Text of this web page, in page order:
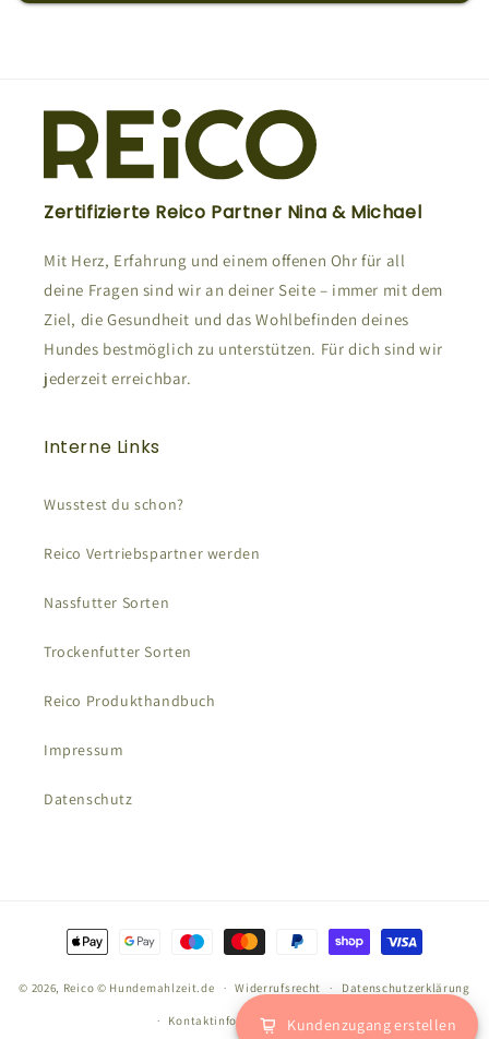
Kundenzugang erstellen
Zertifizierte Reico Partner Nina & Michael
Mit Herz, Erfahrung und einem offenen Ohr für all
deine Fragen sind wir an deiner Seite – immer mit dem
Ziel, die Gesundheit und das Wohlbefinden deines
Hundes bestmöglich zu unterstützen. Für dich sind wir
jederzeit erreichbar.
Interne Links
Wusstest du schon?
Reico Vertriebspartner werden
Nassfutter Sorten
Trockenfutter Sorten
Reico Produkthandbuch
Impressum
Datenschutz
Zahlungsmethoden
© 2026, Reico © Hundemahlzeit.de Widerrufsrecht Datenschutzerklärung
Kontaktinformationen AGB